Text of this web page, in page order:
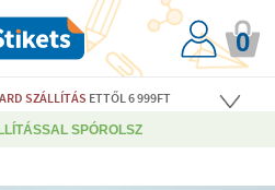
0
SZÁLLÍTÁS ETTŐL 6 999FT
SPÓROLSZ